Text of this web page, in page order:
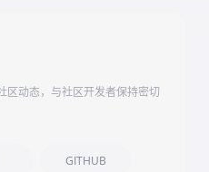
区动态，与社区开发者保持密切
GITHUB